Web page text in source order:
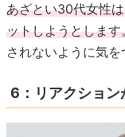
あざとい30代女性
ットしようとします
されないように気を
6：リアクション